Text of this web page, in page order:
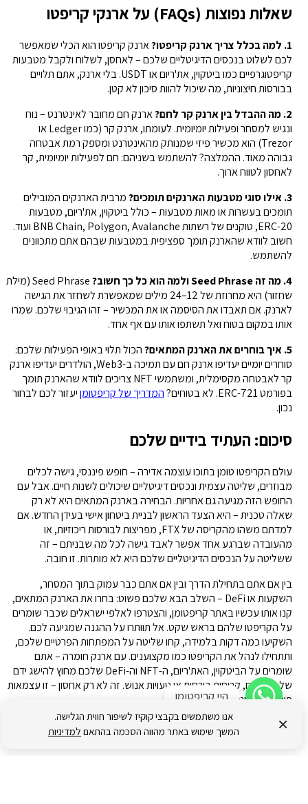
שאלות נפוצות (FAQs) על ארנקי קריפטו
ארנק קריפטו הוא הכלי שמאפשר
לכם לשלוט בנכסים הדיגיטליים שלכם – לאחסן, לשלוח ולקבל מטבעות
קריפטוגרפיים כמו ביטקוין, את'ריום או USDT. בלי ארנק, אתם תלויים
בבורסות חיצוניות, מה שיכול להוות סיכון לא קטן.
ארנק חם מחובר לאינטרנט – נוח
ונגיש למסחר ופעילות יומיומית. לעומתו, ארנק קר (כמו Ledger או
Trezor) הוא מכשיר פיזי שמנותק מהאינטרנט ומספק רמת אבטחה
גבוהה מאוד. ההמלצה? להשתמש בשניהם: חם לפעילות יומיומית, קר
לאחסון לטווח ארוך.
מרבית הארנקים המובילים
תומכים בעשרות או מאות מטבעות – כולל ביטקוין, את'ריום, מטבעות
ERC-20, טוקנים של רשתות BNB Chain, Polygon, Avalanche ועוד.
חשוב לוודא שהארנק תומך ספציפית במטבעות שבהם אתם מתכוונים
להשתמש.
4. מה זה Seed Phrase ולמה הוא כל כך חשוב?
Seed Phrase (מילת
שחזור) היא מחרוזת של 12–24 מילים שמאפשרת לשחזר את הגישה
לארנק. אם תאבדו את הסיסמה או את המכשיר – זהו הגיבוי שלכם. שמרו
אותו במקום בטוח ואל תשתפו אותו עם אף אחד.
הכול תלוי באופי הפעילות שלכם:
סוחרים יומיים יעדיפו ארנק חם עם תמיכה ב-Web3, הולדרים יעדיפו ארנק
קר לאבטחה מקסימלית, ומשתמשי NFT צריכים לוודא שהארנק תומך
בפורמט ERC-721. לא בטוחים?
המדריך של קריפטומןיעזור לכם לבחור
נכון.
סיכום: העתיד בידיים שלכם
עולם הקריפטו טומן בתוכו עוצמה אדירה – חופש פיננסי, גישה לכלים
מבוזרים, שליטה עצמית ונכסים דיגיטליים שיכולים לשנות חיים. אבל עם
החופש הזה מגיעה גם אחריות. הבחירה בארנק המתאים היא לא רק
שאלה טכנית – היא הצעד הראשון לבניית ביטחון אישי בעידן החדש. אם
למדתם משהו מהקריסה של FTX, מפריצות לבורסות ריכוזיות, או
מהעובדה שברגע אחד אפשר לאבד גישה לכל מה שבניתם – זה
ששליטה על הנכסים הדיגיטליים שלכם היא לא מותרות. זו חובה.
בין אם אתם בתחילת הדרך ובין אם אתם כבר עמוק בתוך המסחר,
השקעות או DeFi – השלב הבא שלכם פשוט: בחרו את הארנק המתאים,
קנו אותו עכשיו באתר קריפטומן, והצטרפו לאלפי ישראלים שכבר שומרים
על הקריפטו שלהם בראש שקט. אל תוותרו על ההגנה שמגיעה לכם.
השקיעו כמה דקות בלמידה, קחו שליטה על המפתחות הפרטיים שלכם,
ותתחילו לנהל את הקריפטו כמו מקצוענים. עם ארנק חומרה – אתם
שומרים על הביטקוין, האת'ריום, ה-NFT וה-DeFi שלכם מחוץ להישג ידם
של האקרים, קריסות בורסות או טעויות אנוש. זה לא רק אחסון – זו עצמאות
פיננסית אמיתית.
לרכישת ארנקי קריפטו
, לדג'ר וטרזור ועוד שלל מוצרים בקרו בעמוד החנות
×
אנו משתמשים בקבצי קוקיז לשיפור חווית הגלישה.
המשך שימוש באתר מהווה הסכמה בהתאםלמדיניות
היי קריפטומן